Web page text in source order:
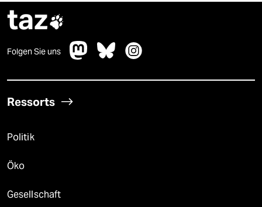
taz
Folgen Sie uns
Ressorts
Politik
Öko
Gesellschaft